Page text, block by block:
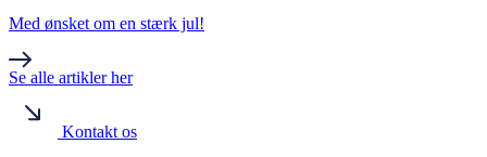
Med ønsket om en stærk jul!
Se alle artikler her
Kontakt os